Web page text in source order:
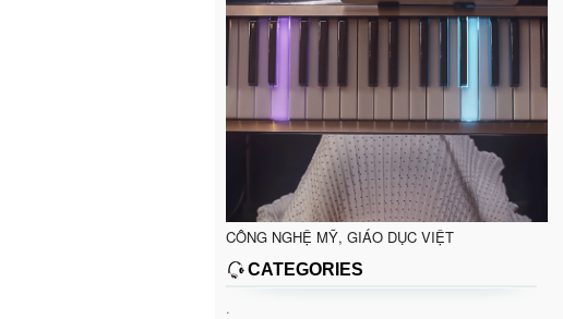
CÔNG NGHỆ MỸ, GIÁO DỤC VIỆT
CATEGORIES
.